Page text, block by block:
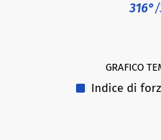
316°/
GRAFICO
Indice di